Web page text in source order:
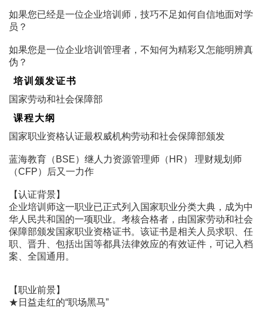
如果您已经是一位企业培训师，技巧不足如何自信地面对学
员？
如果您是一位企业培训管理者，不知何为精彩又怎能明辨真
伪？
培训颁发证书
国家劳动和社会保障部
课程大纲
国家职业资格认证最权威机构劳动和社会保障部颁发
蓝海教育（BSE）继人力资源管理师（HR） 理财规划师
（CFP）后又一力作
【认证背景】
企业培训师这一职业已正式列入国家职业分类大典，成为中
华人民共和国的一项职业。考核合格者，由国家劳动和社会
保障部颁发国家职业资格证书。该证书是相关人员求职、任
职、晋升、包括出国等都具法律效应的有效证件，可记入档
案、全国通用。
【职业前景】
★日益走红的“职场黑马”